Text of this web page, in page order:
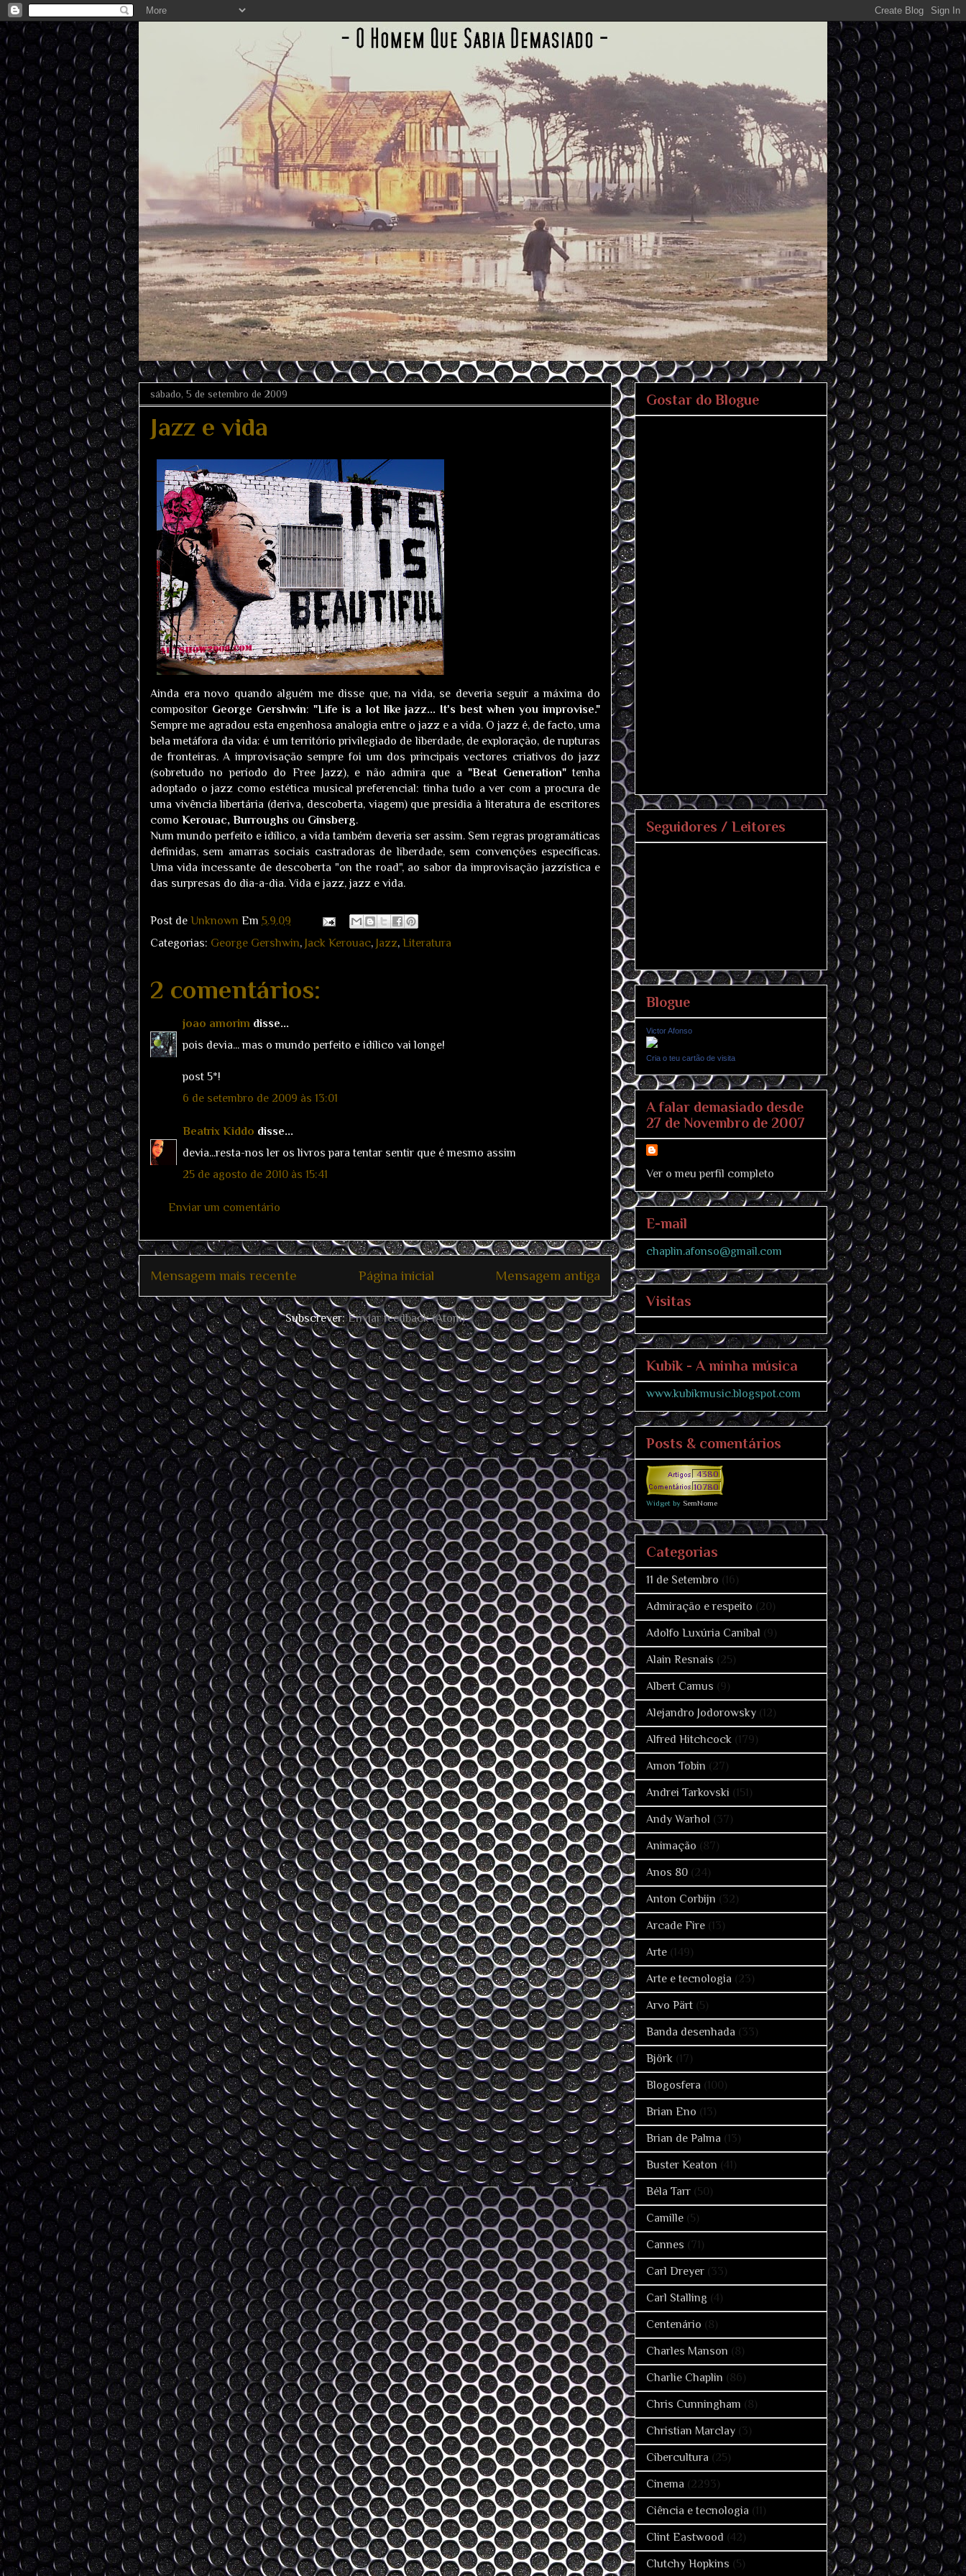
sábado, 5 de setembro de 2009
Jazz e vida
Ainda era novo quando alguém me disse que, na vida, se deveria seguir a máxima do
compositor George Gershwin: "Life is a lot like jazz... It's best when you improvise."
Sempre me agradou esta engenhosa analogia entre o jazz e a vida. O jazz é, de facto, uma
bela metáfora da vida: é um território privilegiado de liberdade, de exploração, de rupturas
de fronteiras. A improvisação sempre foi um dos principais vectores criativos do jazz
(sobretudo no período do Free Jazz), e não admira que a"Beat Generation"tenha
adoptado o jazz como estética musical preferencial: tinha tudo a ver com a procura de
uma vivência libertária (deriva, descoberta, viagem) que presidia à literatura de escritores
como Kerouac, Burroughs ou Ginsberg.
Num mundo perfeito e idílico, a vida também deveria ser assim. Sem regras programáticas
definidas, sem amarras sociais castradoras de liberdade, sem convenções específicas.
Uma vida incessante de descoberta "on the road", ao sabor da improvisação jazzística e
das surpresas do dia-a-dia. Vida e jazz, jazz e vida.
Post de Unknown Em 5.9.09
Categorias: George Gershwin, Jack Kerouac, Jazz, Literatura
2 comentários:
joao amorim disse...
pois devia... mas o mundo perfeito e idílico vai longe!
post 5*!
6 de setembro de 2009 às 13:01
Beatrix Kiddo disse...
devia...resta-nos ler os livros para tentar sentir que é mesmo assim
25 de agosto de 2010 às 15:41
Enviar um comentário
Mensagem mais recente Mensagem antiga
Página inicial
Subscrever:Enviar feedback (Atom)
Gostar do Blogue
Seguidores / Leitores
Blogue
Victor Afonso
Cria o teu cartão de visita
A falar demasiado desde
27 de Novembro de 2007
Ver o meu perfil completo
E-mail
chaplin.afonso@gmail.com
Visitas
Kubik - A minha música
www.kubikmusic.blogspot.com
Posts & comentários
4380
10780
Widget by SemNome
Categorias
11 de Setembro (16)
Admiração e respeito (20)
Adolfo Luxúria Canibal (9)
Alain Resnais (25)
Albert Camus (9)
Alejandro Jodorowsky (12)
Alfred Hitchcock (179)
Amon Tobin (27)
Andrei Tarkovski (151)
Andy Warhol (37)
Animação (87)
Anos 80 (24)
Anton Corbijn (32)
Arcade Fire (13)
Arte (149)
Arte e tecnologia (23)
Arvo Pärt (5)
Banda desenhada (33)
Björk (17)
Blogosfera (100)
Brian Eno (13)
Brian de Palma (13)
Buster Keaton (41)
Béla Tarr (50)
Camille (5)
Cannes (71)
Carl Dreyer (33)
Carl Stalling (4)
Centenário (8)
Charles Manson (8)
Charlie Chaplin (86)
Chris Cunningham (8)
Christian Marclay (3)
Cibercultura (25)
Cinema (2293)
Ciência e tecnologia (11)
Clint Eastwood (42)
Clutchy Hopkins (5)